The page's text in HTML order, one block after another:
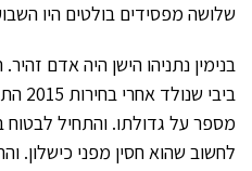
שלושה מפסידים בולטים היו
בנימין נתניהו הישן היה אדם
ביבי
מספר על גדולתו. והתחיל לבטוח
לחשוב שהוא חסין מפני כישלון.